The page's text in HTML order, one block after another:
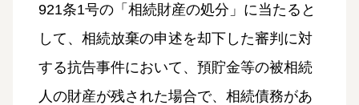
921条1号の「相続財産の処分」に当たると
して、相続放棄の申述を却下した審判に対
する抗告事件において、預貯金等の被相続
人の財産が残された場合で、相続債務があ